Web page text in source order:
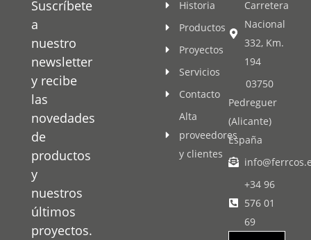
Suscríbete
a
nuestro
newsletter
y recibe
las
novedades
de
productos
y
nuestros
últimos
proyectos.
Historia
Productos
Proyectos
Servicios
Contacto
Alta
proveedores
y clientes
Carretera
Nacional
332, Km.
194
03750
Pedreguer
(Alicante)
España
+34 96
576 01
69